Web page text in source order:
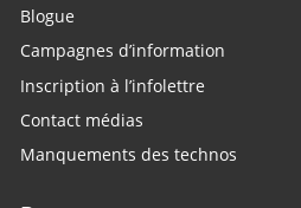
Blogue
Campagnes d’information
Inscription à l’infolettre
Contact médias
Manquements des technos